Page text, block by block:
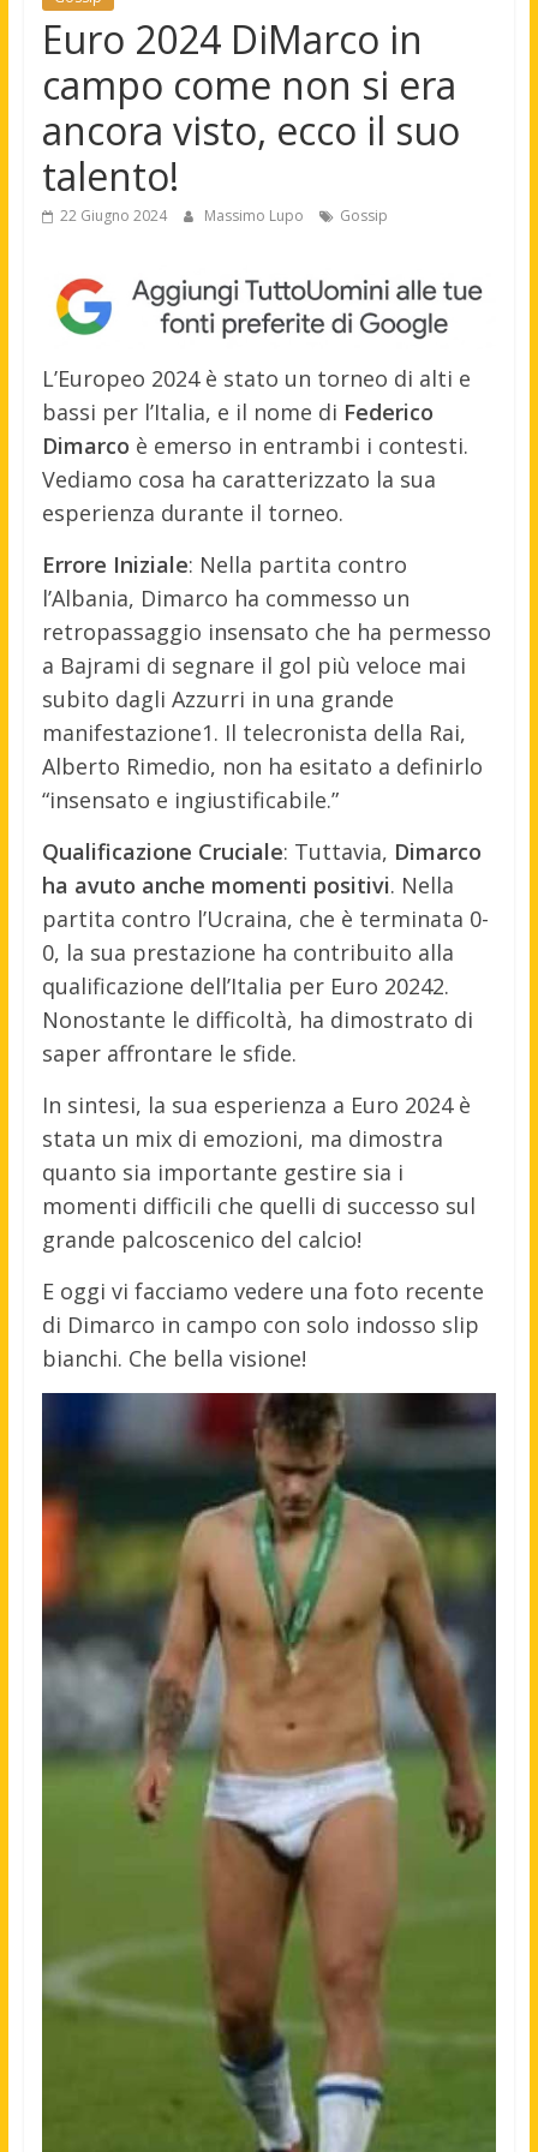
Euro 2024 DiMarco in
campo come non si era
ancora visto, ecco il suo
talento!
22 Giugno 2024 Massimo Lupo Gossip
L’Europeo 2024 è stato un torneo di alti e
bassi per l’Italia, e il nome di Federico
Dimarco è emerso in entrambi i contesti.
Vediamo cosa ha caratterizzato la sua
esperienza durante il torneo.
Errore Iniziale: Nella partita contro
l’Albania, Dimarco ha commesso un
retropassaggio insensato che ha permesso
a Bajrami di segnare il gol più veloce mai
subito dagli Azzurri in una grande
manifestazione1. Il telecronista della Rai,
Alberto Rimedio, non ha esitato a definirlo
“insensato e ingiustificabile.”
Qualificazione Cruciale: Tuttavia, Dimarco
ha avuto anche momenti positivi. Nella
partita contro l’Ucraina, che è terminata 0-
0, la sua prestazione ha contribuito alla
qualificazione dell’Italia per Euro 20242.
Nonostante le difficoltà, ha dimostrato di
saper affrontare le sfide.
In sintesi, la sua esperienza a Euro 2024 è
stata un mix di emozioni, ma dimostra
quanto sia importante gestire sia i
momenti difficili che quelli di successo sul
grande palcoscenico del calcio!
E oggi vi facciamo vedere una foto recente
di Dimarco in campo con solo indosso slip
bianchi. Che bella visione!